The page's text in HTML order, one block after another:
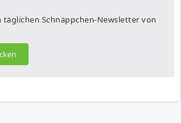
täglichen Schnäppchen-Newsletter von